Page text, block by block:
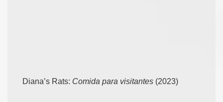
Diana’s Rats: Comida para visitantes (2023)